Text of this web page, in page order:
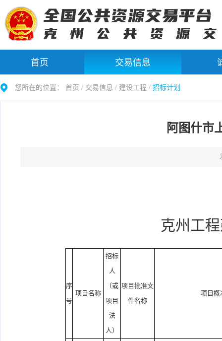
首页 交易信息
您所在的位置： 首页 / 交易信息 / 建设工程 / 招标计划
阿图什市
克州工
序
号
项目名称
招标
人
（或
项目
法
人）
项目批准文
件名称
项目概